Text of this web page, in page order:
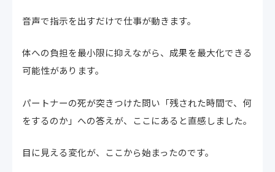
音声で指示を出すだけで仕事が動きます。
体への負担を最小限に抑えながら、成果を最大化できる
可能性があります。
パートナーの死が突きつけた問い「残された時間で、何
をするのか」への答えが、ここにあると直感しました。
目に見える変化が、ここから始まったのです。